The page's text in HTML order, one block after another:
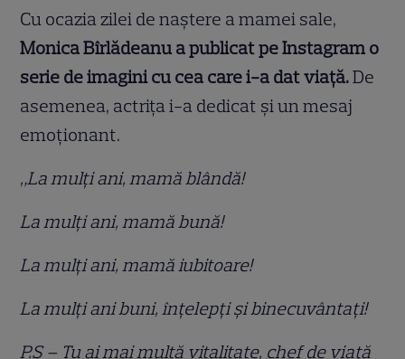
Cu ocazia zilei de naștere a mamei sale,
Monica Bîrlădeanu a publicat pe Instagram o
serie de imagini cu cea care i-a dat viață.De
asemenea, actrița i-a dedicat și un mesaj
emoționant.
„La mulți ani, mamă blândă!
La mulți ani, mamă bună!
La mulți ani, mamă iubitoare!
La mulți ani buni, înțelepți și binecuvântați!
P.S – Tu ai mai multă vitalitate, chef de viață